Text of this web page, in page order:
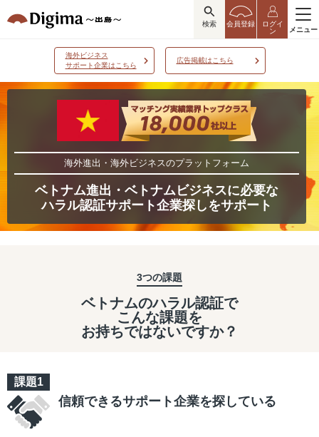
検索 会員登録
ログイ
ン
メニュー
海外ビジネス
サポート企業はこちら
広告掲載はこちら
海外進出・海外ビジネスのプラットフォーム
ベトナム進出・ベトナムビジネスに必要な
ハラル認証サポート企業探しをサポート
3つの課題
ベトナムのハラル認証で
こんな課題を
お持ちではないですか？
信頼できるサポート企業を探している